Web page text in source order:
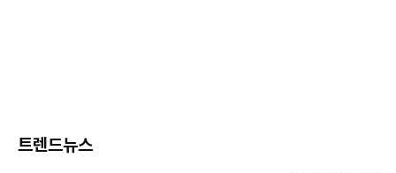
트렌드뉴스